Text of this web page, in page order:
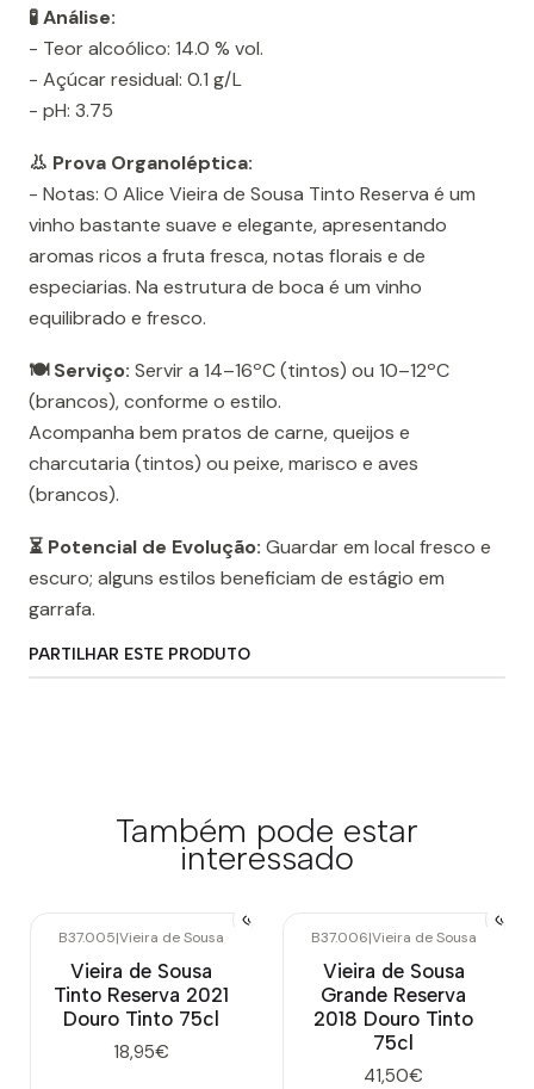
🧪 Análise:
- Teor alcoólico: 14.0 % vol.
- Açúcar residual: 0.1 g/L
- pH: 3.75
👃 Prova Organoléptica:
- Notas: O Alice Vieira de Sousa Tinto Reserva é um
vinho bastante suave e elegante, apresentando
aromas ricos a fruta fresca, notas florais e de
especiarias. Na estrutura de boca é um vinho
equilibrado e fresco.
🍽️ Serviço: Servir a 14–16ºC (tintos) ou 10–12ºC
(brancos), conforme o estilo.
Acompanha bem pratos de carne, queijos e
charcutaria (tintos) ou peixe, marisco e aves
(brancos).
⏳ Potencial de Evolução: Guardar em local fresco e
escuro; alguns estilos beneficiam de estágio em
garrafa.
PARTILHAR ESTE PRODUTO
Também pode estar
interessado
B37.005|Vieira de Sousa
Vieira de Sousa
Tinto Reserva 2021
Douro Tinto 75cl
18,95€
B37.006|Vieira de Sousa
Vieira de Sousa
Grande Reserva
2018 Douro Tinto
75cl
41,50€